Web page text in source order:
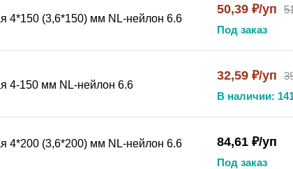
максимальную защиту от ультрафиолета,
исключает самоослабление под нагрузкой.
и организации кабельных трасс?
Добавьте
4*150 (3,6*150) мм NL-нейлон 6.6
50,39 ₽/уп
Под заказ
4-150 мм NL-нейлон 6.6
32,59 ₽/уп
В наличии:
4*200 (3,6*200) мм NL-нейлон 6.6
84,61 ₽/уп
Под заказ